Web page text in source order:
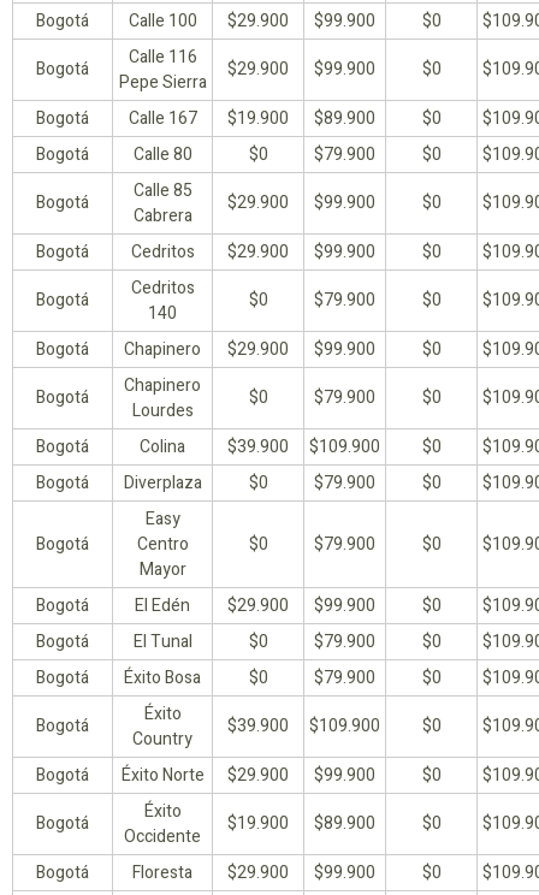
Bogotá
Calle 100 $29.900 $99.900 $0
Bogotá
Calle 116
Pepe Sierra
$29.900 $99.900 $0
Bogotá
Calle 167 $19.900 $89.900 $0
Bogotá
Calle 80 $0 $79.900 $0
Bogotá
Calle 85
Cabrera
$29.900 $99.900 $0
Bogotá
Cedritos $29.900 $99.900 $0
Bogotá
Cedritos
140
$0 $79.900 $0
Bogotá
Chapinero $29.900 $99.900 $0
Bogotá
Chapinero
Lourdes
$0 $79.900 $0
Bogotá
Colina $39.900 $109.900 $0
Bogotá
Diverplaza $0 $79.900 $0
Bogotá
Easy
Centro
Mayor
$0 $79.900 $0
Bogotá El Edén $29.900 $99.900 $0
Bogotá
El Tunal $0 $79.900 $0
Bogotá
Éxito Bosa $0 $79.900 $0
Bogotá
Éxito
Country
$39.900 $109.900 $0
Bogotá
Éxito Norte $29.900 $99.900 $0
Bogotá
Éxito
Occidente
$19.900 $89.900 $0
Bogotá
Floresta $29.900 $99.900 $0